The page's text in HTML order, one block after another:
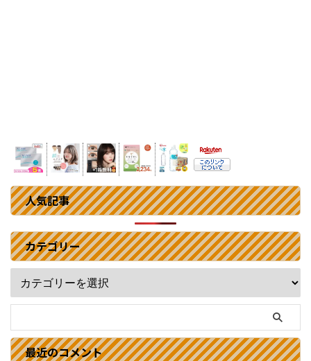
人気記事
カテゴリー
最近のコメント